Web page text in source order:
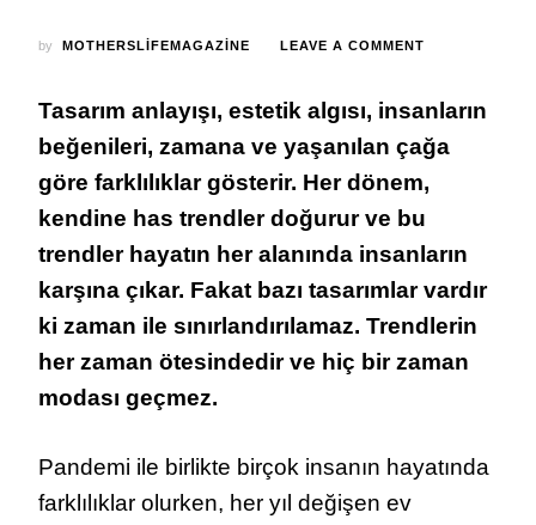
by MOTHERSLIFEMAGAZINE LEAVE A COMMENT
MOBILYA
TRENDLERI
AÇIKLANDI
Tasarım anlayışı, estetik algısı, insanların
beğenileri, zamana ve yaşanılan çağa
göre farklılıklar gösterir. Her dönem,
kendine has trendler doğurur ve bu
trendler hayatın her alanında insanların
karşına çıkar. Fakat bazı tasarımlar vardır
ki zaman ile sınırlandırılamaz. Trendlerin
her zaman ötesindedir ve hiç bir zaman
modası geçmez.
Pandemi ile birlikte birçok insanın hayatında
farklılıklar olurken, her yıl değişen ev